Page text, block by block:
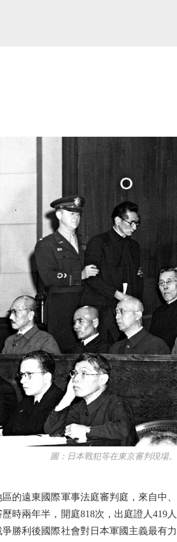
圖：日本戰犯等在東京審判現場。
遠東國際軍事法庭審判庭，來自中
時兩年半，開庭818次，出庭證人419
勝利後國際社會對日本軍國主義最有